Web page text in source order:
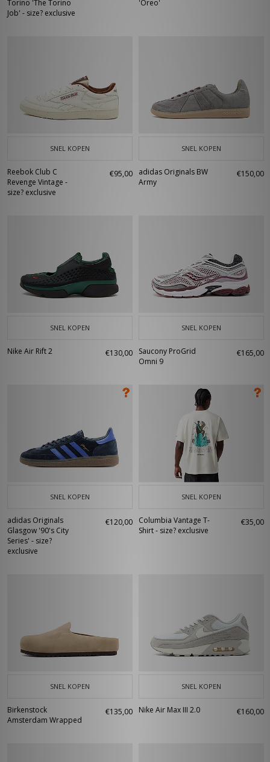
Torino 'The Torino
Job' - size? exclusive
'Oreo'
SNEL KOPEN
Reebok Club C
Revenge Vintage -
size? exclusive
€95,00
SNEL KOPEN
adidas Originals BW
Army
€150,00
SNEL KOPEN
Nike Air Rift 2 €130,00
SNEL KOPEN
Saucony ProGrid
Omni 9
€165,00
SNEL KOPEN
adidas Originals
Glasgow '90's City
Series' - size?
exclusive
€120,00
SNEL KOPEN
Columbia Vantage T-
Shirt - size? exclusive
€35,00
SNEL KOPEN
Birkenstock
Amsterdam Wrapped
€135,00
SNEL KOPEN
Nike Air Max III 2.0 €160,00